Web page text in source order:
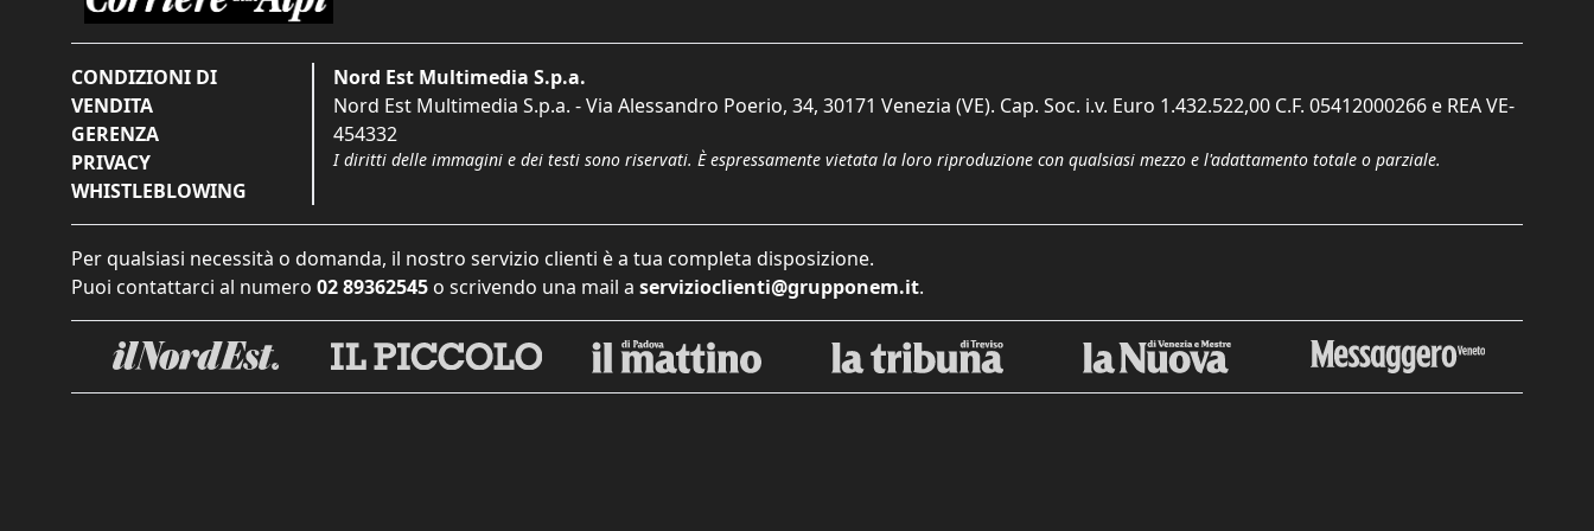
CONDIZIONI DI
VENDITA
GERENZA
PRIVACY
WHISTLEBLOWING
Nord Est Multimedia S.p.a.
Nord Est Multimedia S.p.a. - Via Alessandro Poerio, 34, 30171 Venezia (VE). Cap. Soc. i.v. Euro 1.432.522,00 C.F. 05412000266 e REA VE-
454332
I diritti delle immagini e dei testi sono riservati. È espressamente vietata la loro riproduzione con qualsiasi mezzo e l'adattamento totale o parziale.
Per qualsiasi necessità o domanda, il nostro servizio clienti è a tua completa disposizione.
Puoi contattarci al numero 02 89362545 o scrivendo una mail a servizioclienti@grupponem.it.